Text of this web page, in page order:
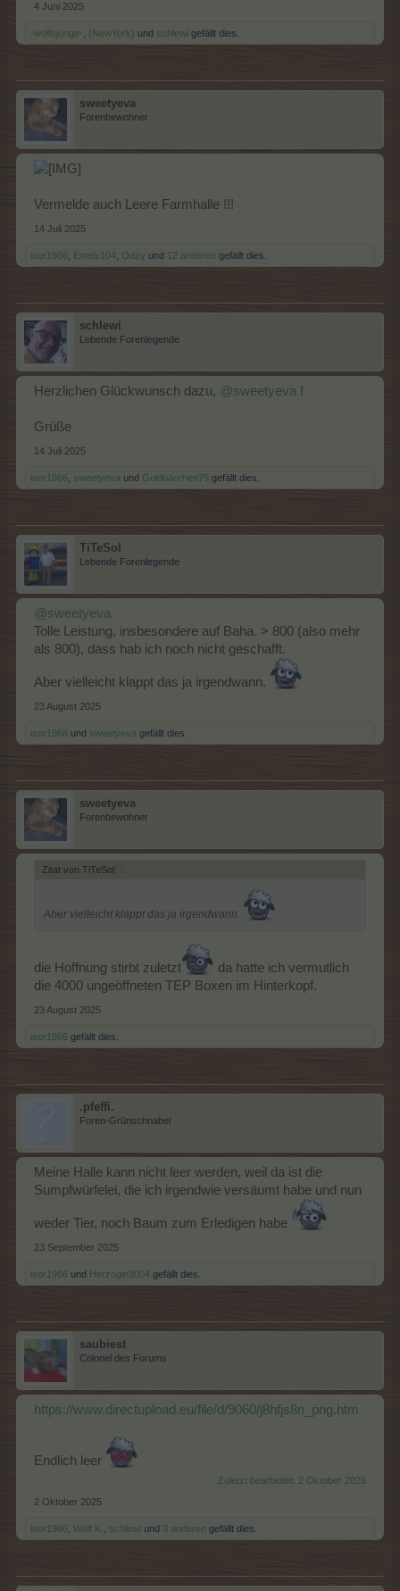
4 Juni 2025
-wolfsjunge- (NewYork) und schlewi gefällt dies.
sweetyeva
Forenbewohner
Vermelde auch Leere Farmhalle !!!
14 Juli 2025
isor1966 Emely104 Odzy und 12 anderen gefällt dies.
schlewi
Lebende Forenlegende
Herzlichen Glückwunsch dazu, @sweetyeva !
Grüße
14 Juli 2025
isor1966 sweetyeva und Goldbärchen79 gefällt dies.
TiTeSol
Lebende Forenlegende
@sweetyeva
Tolle Leistung, insbesondere auf Baha. > 800 (also mehr
als 800), dass hab ich noch nicht geschafft.
Aber vielleicht klappt das ja irgendwann.
23 August 2025
isor1966 und sweetyeva gefällt dies.
sweetyeva
Forenbewohner
Zitat von TiTeSol: ↑
Aber vielleicht klappt das ja irgendwann.
die Hoffnung stirbt zuletzt
da hatte ich vermutlich
die 4000 ungeöffneten TEP Boxen im Hinterkopf.
23 August 2025
isor1966 gefällt dies.
.pfeffi.
Foren-Grünschnabel
Meine Halle kann nicht leer werden, weil da ist die
Sumpfwürfelei, die ich irgendwie versäumt habe und nun
weder Tier, noch Baum zum Erledigen habe
23 September 2025
isor1966 und Herzogin3004 gefällt dies.
saubiest
Colonel des Forums
https://www.directupload.eu/file/d/9060/j8hfjs8n_png.htm
Endlich leer
Zuletzt bearbeitet: 2 Oktober 2025
2 Oktober 2025
isor1966, Wolf.K., schlewi und 3 anderen gefällt dies.